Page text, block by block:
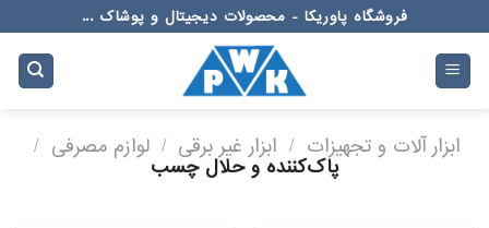
to
content
فروشگاه پاوریکا - محصولات دیجیتال و پوشاک ...
ابزار آلات و تجهیزات / ابزار غیر برقی / لوازم مصرفی /
پاک‌کننده و حلال چسب